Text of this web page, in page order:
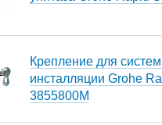
Крепление для
инсталляции Grohe
3855800M